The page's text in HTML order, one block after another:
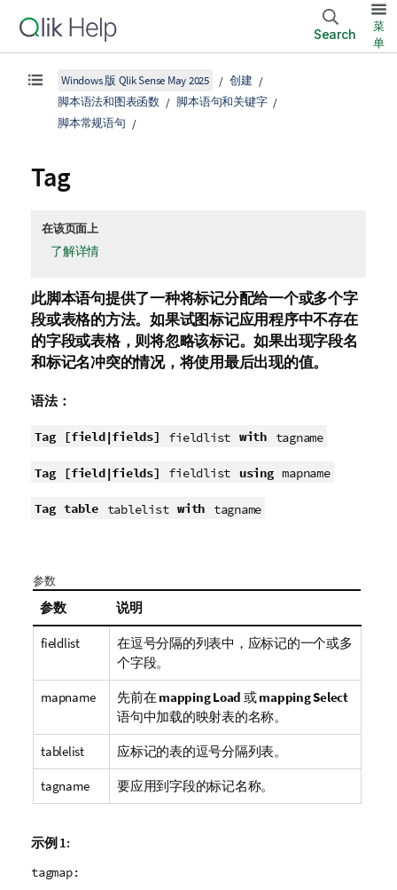
Search
菜
单
Windows 版 Qlik Sense May 2025
创建
脚本语法和图表函数
脚本语句和关键字
脚本常规语句
Tag
在该页面上
了解详情
此脚本语句提供了一种将标记分配给一个或多个字
段或表格的方法。如果试图标记应用程序中不存在
的字段或表格，则将忽略该标记。如果出现字段名
和标记名冲突的情况，将使用最后出现的值。
语法：
Tag [field|fields] fieldlist with tagname
Tag [field|fields] fieldlist using mapname
Tag table tablelist with tagname
参数
参数 说明
fieldlist
在逗号分隔的列表中，应标记的一个或多
个字段。
mapname 先前在 mapping Load 或mapping Select
语句中加载的映射表的名称。
tablelist 应标记的表的逗号分隔列表。
tagname 要应用到字段的标记名称。
示例 1:
tagmap: